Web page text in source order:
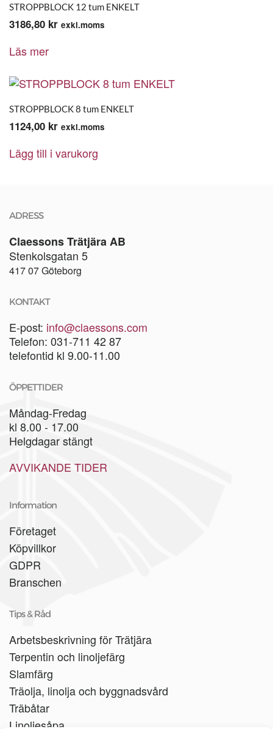
STROPPBLOCK 12 tum ENKELT
3186,80 kr exkl.moms
Läs mer
STROPPBLOCK 8 tum ENKELT
1124,00 kr exkl.moms
Lägg till i varukorg
ADRESS
Claessons Trätjära AB
Stenkolsgatan 5
417 07 Göteborg
KONTAKT
E-post: info@claessons.com
Telefon: 031-711 42 87
telefontid kl 9.00-11.00
ÖPPETTIDER
Måndag-Fredag
kl 8.00 - 17.00
Helgdagar stängt
AVVIKANDE TIDER
Information
Företaget
Köpvillkor
GDPR
Branschen
Tips & Råd
Arbetsbeskrivning för Trätjära
Terpentin och linoljefärg
Slamfärg
Träolja, linolja och byggnadsvård
Träbåtar
Linoljesåpa